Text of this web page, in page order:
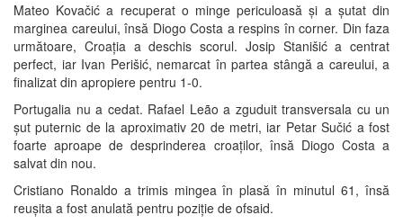
Mateo Kovačić a recuperat o minge periculoasă și a șutat din
marginea careului, însă Diogo Costa a respins în corner. Din faza
următoare, Croația a deschis scorul. Josip Stanišić a centrat
perfect, iar Ivan Perišić, nemarcat în partea stângă a careului, a
finalizat din apropiere pentru 1-0.
Portugalia nu a cedat. Rafael Leão a zguduit transversala cu un
șut puternic de la aproximativ 20 de metri, iar Petar Sučić a fost
foarte aproape de desprinderea croaților, însă Diogo Costa a
salvat din nou.
Cristiano Ronaldo a trimis mingea în plasă în minutul 61, însă
reușita a fost anulată pentru poziție de ofsaid.